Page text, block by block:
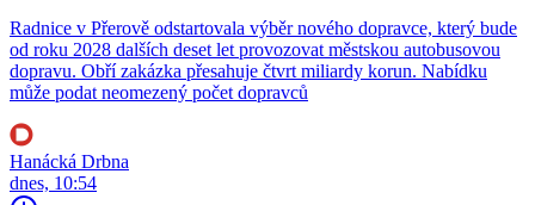
Radnice v Přerově odstartovala výběr nového dopravce, který bude
od roku 2028 dalších deset let provozovat městskou autobusovou
dopravu. Obří zakázka přesahuje čtvrt miliardy korun. Nabídku
může podat neomezený počet dopravců
Hanácká Drbna
dnes, 10:54